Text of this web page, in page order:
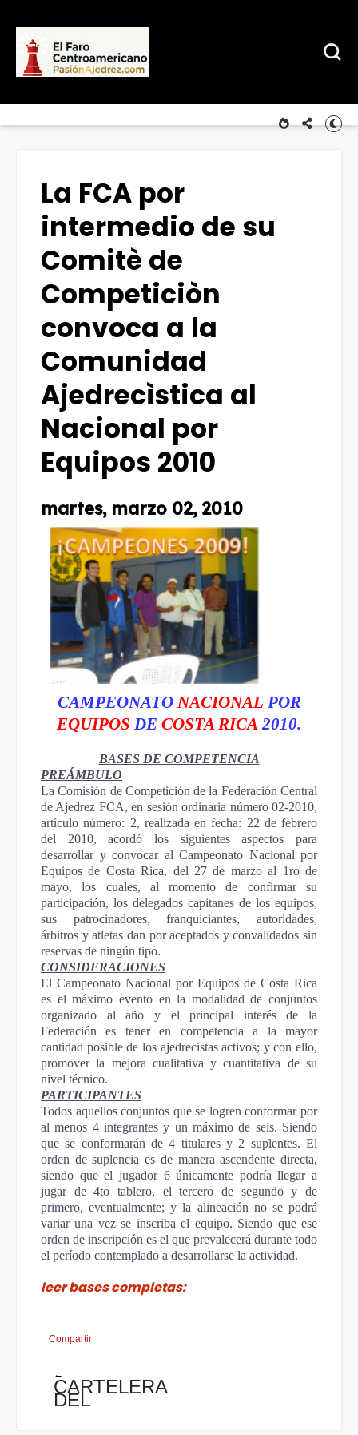
La FCA por
intermedio de su
Comitè de
Competiciòn
convoca a la
Comunidad
Ajedrecìstica al
Nacional por
Equipos 2010
martes, marzo 02, 2010
CAMPEONATONACIONAL POR
EQUIPOS DE COSTA RICA 2010.
BASES DE COMPETENCIA
PREÁMBULO
La Comisión de Competición dela Federación Central
de Ajedrez FCA, en sesión ordinaria número 02-2010,
artículo número: 2, realizada en fecha: 22 de febrero
del 2010, acordó los siguientes aspectos para
desarrollar y convocar al Campeonato Nacional por
Equipos de Costa Rica, del 27 de marzo al 1ro de
mayo, los cuales, al momento de confirmar su
participación, los delegados capitanes de los equipos,
sus patrocinadores, franquiciantes, autoridades,
árbitros y atletas dan por aceptados y convalidados sin
reservas de ningún tipo.
CONSIDERACIONES
El Campeonato Nacional por Equipos de Costa Rica
es el máximo evento en la modalidad de conjuntos
organizado al año y el principal interés de la
Federación es tener en competencia a la mayor
cantidad posible de los ajedrecistas activos; y con ello,
promover la mejora cualitativa y cuantitativa de su
nivel técnico.
PARTICIPANTES
Todos aquellos conjuntos que se logren conformar por
al menos 4 integrantes y un máximo de seis. Siendo
que se conformarán de 4 titulares y 2 suplentes. El
orden de suplencia es de manera ascendente directa,
siendo que el jugador 6 únicamente podría llegar a
jugar de 4to tablero, el tercero de segundo y de
primero, eventualmente; y la alineación no se podrá
variar una vez se inscriba el equipo. Siendo que ese
orden de inscripción es el que prevalecerá durante todo
el período contemplado a desarrollarse la actividad.
leer bases completas:
Compartir
←
CARTELERA
DEL